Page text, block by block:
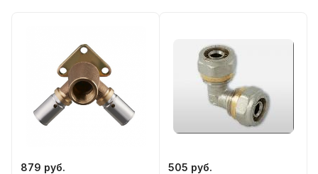
879 руб.
505 руб.